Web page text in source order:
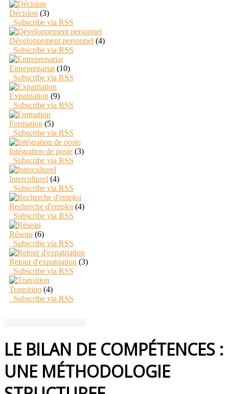
Décision (3)
Subscribe via RSS
Développement personnel (4)
Subscribe via RSS
Entreprenariat (10)
Subscribe via RSS
Expatriation (9)
Subscribe via RSS
Formation (5)
Subscribe via RSS
Intégration de poste (3)
Subscribe via RSS
Interculturel (4)
Subscribe via RSS
Recherche d'emploi (4)
Subscribe via RSS
Réseau (6)
Subscribe via RSS
Retour d'expatriation (3)
Subscribe via RSS
Transition (4)
Subscribe via RSS
LE BILAN DE COMPÉTENCES :
UNE MÉTHODOLOGIE